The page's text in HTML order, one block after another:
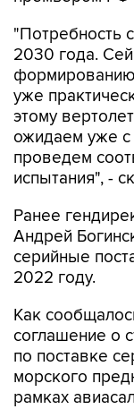
"Потребность
2030 года.
уже
этому
ожидаем уже
проведем
испытания", -
Ранее
Андрей
серийные
2022 году.
Как
соглашение о
по поставке
морского
рамках